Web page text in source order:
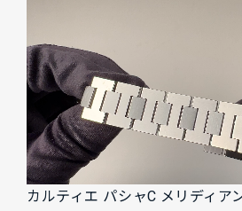
カルティエ パシャC メリディア